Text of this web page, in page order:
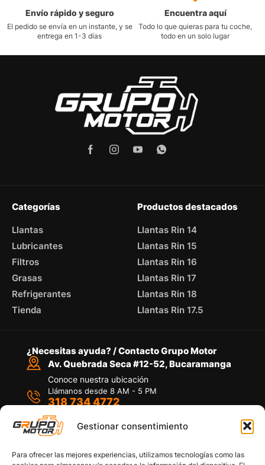
Gestionar consentimiento
Para ofrecer las mejores experiencias, utilizamos tecnologías como las
Envío rápido y seguro
El pedido se envía en un instante, y se
entrega en 1-3 días
Encuentra aquí
Todo lo que quieras para tu coche,
todo en un solo lugar
Categorías
Llantas
Lubricantes
Filtros
Grasas
Refrigerantes
Tienda
Productos destacados
Llantas Rin 14
Llantas Rin 15
Llantas Rin 16
Llantas Rin 17
Llantas Rin 18
Llantas Rin 17.5
¿Necesitas ayuda? / Contacto Grupo Motor
Av. Quebrada Seca #12-52, Bucaramanga
Conoce nuestra ubicación
Llámanos desde 8 AM - 5 PM
318 734 4772
Por medio de WhatsApp